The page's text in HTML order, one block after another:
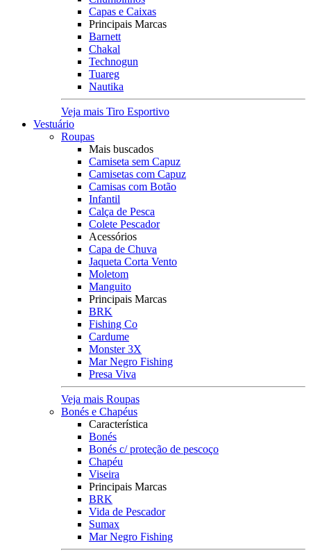
Capas e Caixas
Principais Marcas
Barnett
Chakal
Technogun
Tuareg
Nautika
Veja mais Tiro Esportivo
Vestuário
Roupas
Mais buscados
Camiseta sem Capuz
Camisetas com Capuz
Camisas com Botão
Infantil
Calça de Pesca
Colete Pescador
Acessórios
Capa de Chuva
Jaqueta Corta Vento
Moletom
Manguito
Principais Marcas
BRK
Fishing Co
Cardume
Monster 3X
Mar Negro Fishing
Presa Viva
Veja mais Roupas
Bonés e Chapéus
Característica
Bonés
Bonés c/ proteção de pescoço
Chapéu
Viseira
Principais Marcas
BRK
Vida de Pescador
Sumax
Mar Negro Fishing